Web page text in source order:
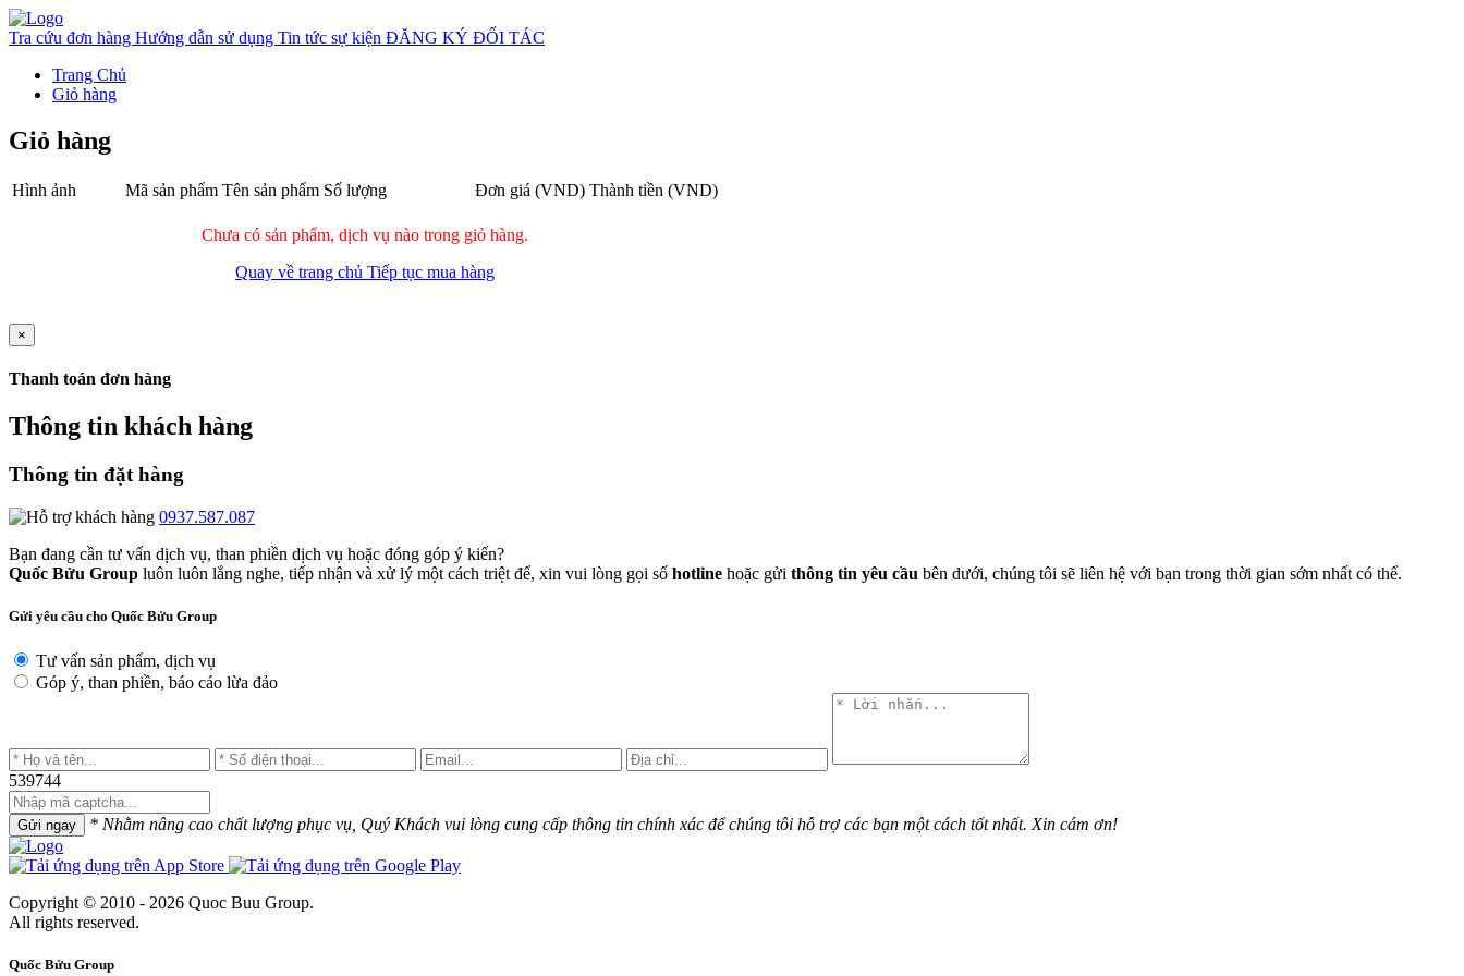
Tra cứu đơn hàng Hướng dẫn sử dụng Tin tức sự kiện ĐĂNG KÝ ĐỐI TÁC
Trang Chủ
Giỏ hàng
Giỏ hàng
Hình ảnh Mã sản phẩm Tên sản phẩm Số lượng Đơn giá (VND) Thành tiền (VND)
Chưa có sản phẩm, dịch vụ nào trong giỏ hàng.
Quay về trang chủ Tiếp tục mua hàng
×
Thanh toán đơn hàng
Thông tin khách hàng
Thông tin đặt hàng
0937.587.087
Bạn đang cần tư vấn dịch vụ, than phiền dịch vụ hoặc đóng góp ý kiến?
Quốc Bửu Group luôn luôn lắng nghe, tiếp nhận và xử lý một cách triệt để, xin vui lòng gọi số hotline hoặc gửi thông tin yêu cầu bên dưới, chúng tôi sẽ liên hệ với bạn trong thời gian sớm nhất có thể.
Gửi yêu cầu cho Quốc Bửu Group
Tư vấn sản phẩm, dịch vụ
Góp ý, than phiền, báo cáo lừa đảo
539744
Gửi ngay * Nhằm nâng cao chất lượng phục vụ, Quý Khách vui lòng cung cấp thông tin chính xác để chúng tôi hỗ trợ các bạn một cách tốt nhất. Xin cám ơn!
Copyright © 2010 - 2026 Quoc Buu Group.
All rights reserved.
Quốc Bửu Group